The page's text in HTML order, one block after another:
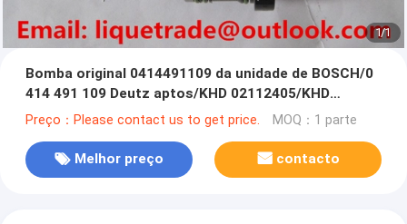
1/1
Bomba original 0414491109 da unidade de BOSCH/0
414 491 109 Deutz aptos/KHD 02112405/KHD
2112405/PFM1P100S1009
Preço：Please contact us to get price. MOQ：1 parte
Melhor preço contacto